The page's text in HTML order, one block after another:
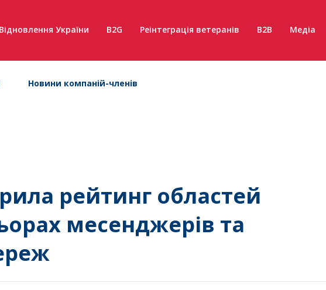
Відновлення України B2G Реінтеграція ветеранів B2B Медіа
Новини компаній-членів
рейтинг областей
месенджерів та